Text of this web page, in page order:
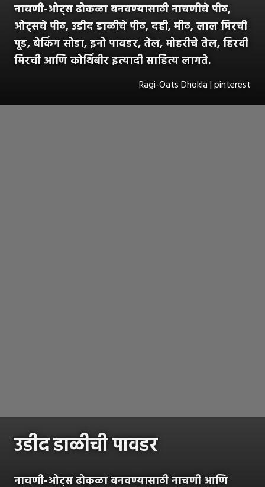
नाचणी-ओट्स ढोकळा बनवण्यासाठी नाचणीचे पीठ,
ओट्सचे पीठ, उडीद डाळीचे पीठ, दही, मीठ, लाल मिरची
पूड, बेकिंग सोडा, इनो पावडर, तेल, मोहरीचे तेल, हिरवी
मिरची आणि कोथिंबीर इत्यादी साहित्य लागते.
Ragi-Oats Dhokla | pinterest
उडीद डाळीची पावडर
नाचणी-ओट्स ढोकळा बनवण्यासाठी नाचणी आणि